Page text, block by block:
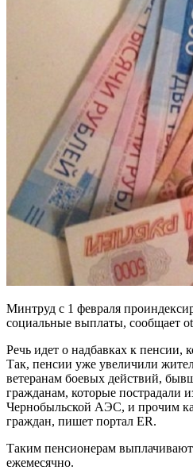
Минтруд с 1 февраля
социальные выплаты, сообщает
Речь идет о надбавках к пенсии,
Так, пенсии уже увеличили
ветеранам боевых действий,
гражданам, которые пострадали
Чернобыльской АЭС, и прочим
граждан, пишет портал ER.
Таким пенсионерам
ежемесячно.